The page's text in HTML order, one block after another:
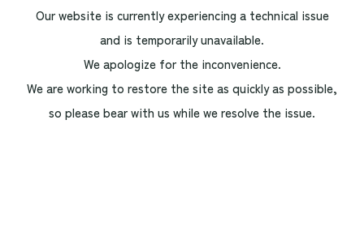
Our website is currently experiencing a technical issue
and is temporarily unavailable.
We apologize for the inconvenience.
We are working to restore the site as quickly as possible,
so please bear with us while we resolve the issue.